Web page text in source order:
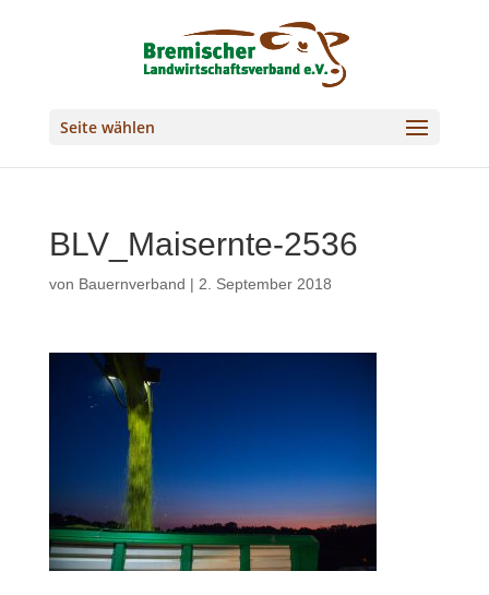
Seite wählen
BLV_Maisernte-2536
von Bauernverband | 2. September 2018